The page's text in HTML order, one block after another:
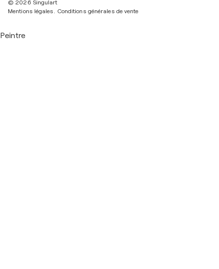
© 2026 Singulart
Mentions légales. Conditions générales de vente
Peintre